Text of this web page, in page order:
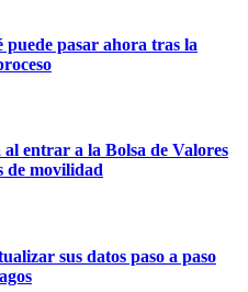
pasar ahora tras la
entrar a la Bolsa de Valores
de movilidad
sus datos paso a paso